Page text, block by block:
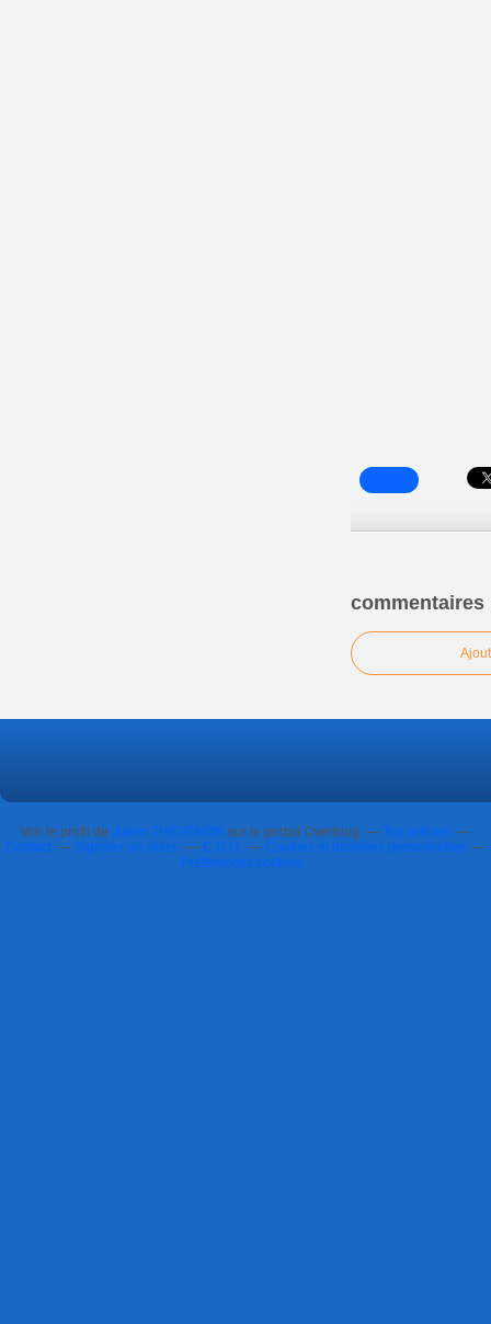
commentaires
Voir le profil deJulien THEVENON sur le portail Overblog
Top articles
Contact
Signaler un abus C.G.U.
Cookies et données personnelles
Préférences cookies